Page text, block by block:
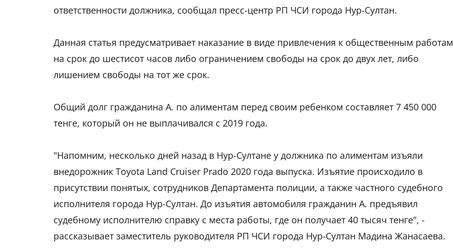
ответственности должника, сообщал пресс-центр РП ЧСИ города Нур-Султан.
Данная статья предусматривает наказание в виде привлечения к общественным работам
на срок до шестисот часов либо ограничением свободы на срок до двух лет, либо
лишением свободы на тот же срок.
Общий долг гражданина А. по алиментам перед своим ребенком составляет 7 450 000
тенге, который он не выплачивался с 2019 года.
"Напомним, несколько дней назад в Нур-Султане у должника по алиментам изъяли
внедорожник Toyota Land Cruiser Prado 2020 года выпуска. Изъятие происходило в
присутствии понятых, сотрудников Департамента полиции, а также частного судебного
исполнителя города Нур-Султан. До изъятия автомобиля гражданин А. предъявил
судебному исполнителю справку с места работы, где он получает 40 тысяч тенге", -
рассказывает заместитель руководителя РП ЧСИ города Нур-Султан Мадина Жанасаева.